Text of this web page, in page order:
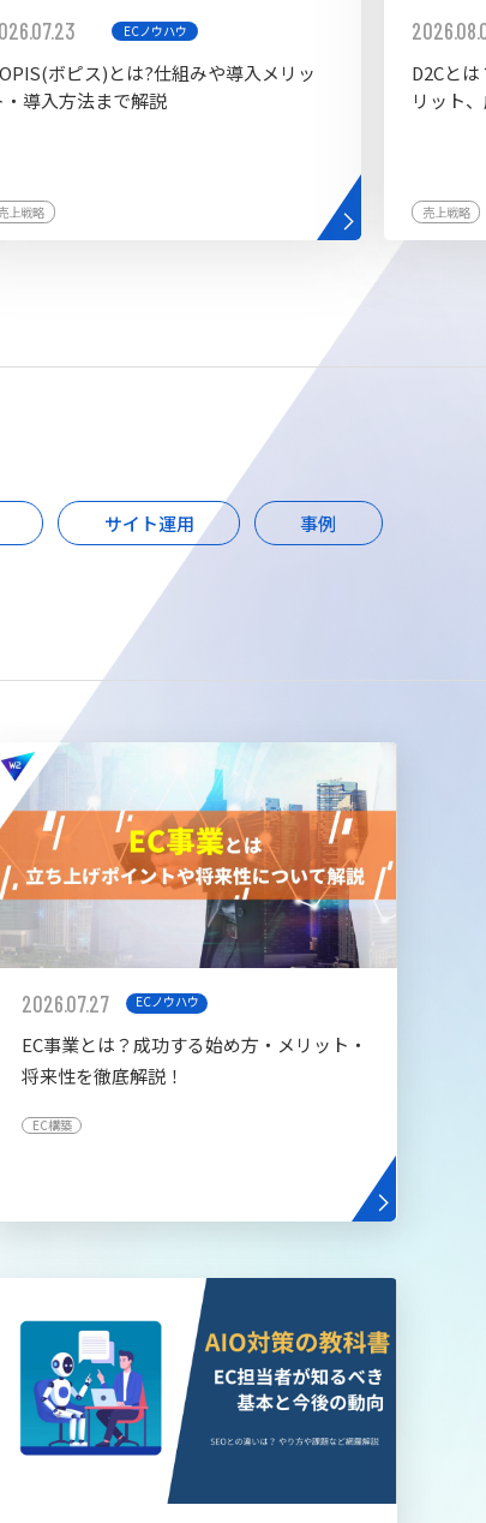
ECノウハウ
ボピス)とは?仕組みや導入メリッ
・導入方法まで解説
上戦略
D2Cと
リット
売上戦略
サイト運用 事例
2026.07.27 ECノウハウ
EC事業とは？成功する始め方・メリット・
将来性を徹底解説！
EC構築